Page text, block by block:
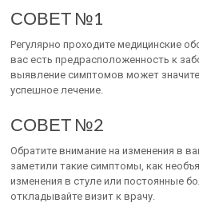
СОВЕТ №1
Регулярно проходите медицинские
вас есть предрасположенность к
выявление симптомов может
успешное лечение.
СОВЕТ №2
Обратите внимание на изменения в
заметили такие симптомы, как
изменения в стуле или постоянные
откладывайте визит к врачу.